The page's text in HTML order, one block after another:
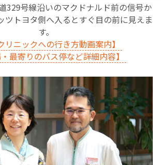
329号線沿いのマクドナルド前の信号か
ツトヨタ側へ入るとすぐ目の前に見えま
す。
リニックへの行き方動画案内】
・最寄りのバス停など詳細内容】